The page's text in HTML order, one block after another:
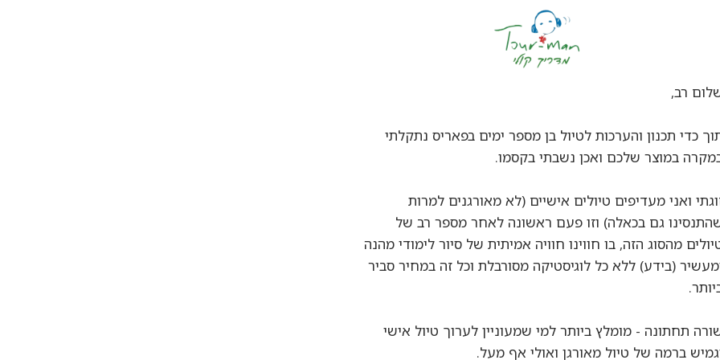
רב,
כדי תכנון והערכות לטיול בן מספר ימים בפאריס נתקלתי
במוצר שלכם ואכן נשבתי בקסמו.
ואני מעדיפים טיולים אישיים (לא מאורגנים למרות
גם בכאלה) וזו פעם ראשונה לאחר מספר רב של
מהסוג הזה, בו חווינו חוויה אמיתית של סיור לימודי מהנה
(בידע) ללא כל לוגיסטיקה מסורבלת וכל זה במחיר סביר
תחתונה - מומלץ ביותר למי שמעוניין לערוך טיול אישי
ברמה של טיול מאורגן ואולי אף מעל.